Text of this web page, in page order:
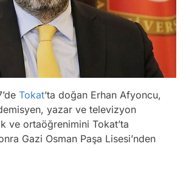
Tokat’ta doğan Erhan Afyoncu,
yazar ve televizyon
ve ortaöğrenimini Tokat’ta
Gazi Osman Paşa Lisesi’nden